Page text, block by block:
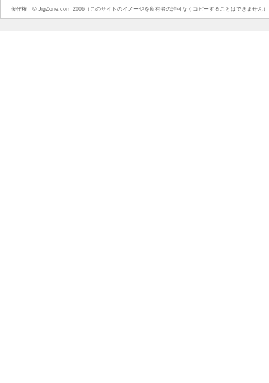
著作権 © JigZone.com 2006（このサイトのイメージを所有者の許可なくコピーすることはできません）